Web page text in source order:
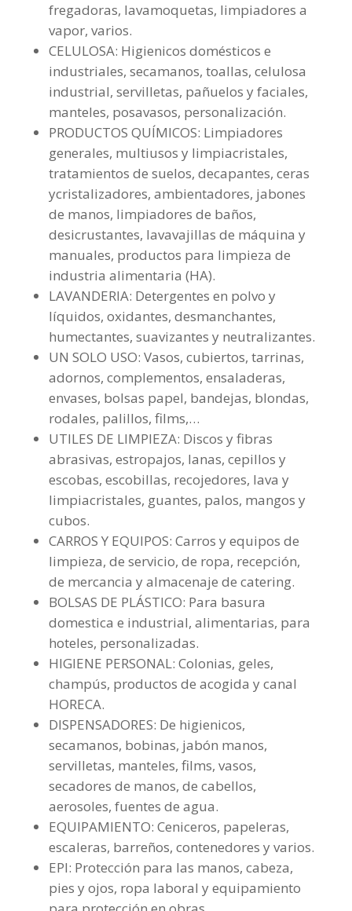
fregadoras, lavamoquetas, limpiadores a
vapor, varios.
CELULOSA: Higienicos domésticos e
industriales, secamanos, toallas, celulosa
industrial, servilletas, pañuelos y faciales,
manteles, posavasos, personalización.
PRODUCTOS QUÍMICOS: Limpiadores
generales, multiusos y limpiacristales,
tratamientos de suelos, decapantes, ceras
ycristalizadores, ambientadores, jabones
de manos, limpiadores de baños,
desicrustantes, lavavajillas de máquina y
manuales, productos para limpieza de
industria alimentaria (HA).
LAVANDERIA: Detergentes en polvo y
líquidos, oxidantes, desmanchantes,
humectantes, suavizantes y neutralizantes.
UN SOLO USO: Vasos, cubiertos, tarrinas,
adornos, complementos, ensaladeras,
envases, bolsas papel, bandejas, blondas,
rodales, palillos, films,…
UTILES DE LIMPIEZA: Discos y fibras
abrasivas, estropajos, lanas, cepillos y
escobas, escobillas, recojedores, lava y
limpiacristales, guantes, palos, mangos y
cubos.
CARROS Y EQUIPOS: Carros y equipos de
limpieza, de servicio, de ropa, recepción,
de mercancia y almacenaje de catering.
BOLSAS DE PLÁSTICO: Para basura
domestica e industrial, alimentarias, para
hoteles, personalizadas.
HIGIENE PERSONAL: Colonias, geles,
champús, productos de acogida y canal
HORECA.
DISPENSADORES: De higienicos,
secamanos, bobinas, jabón manos,
servilletas, manteles, films, vasos,
secadores de manos, de cabellos,
aerosoles, fuentes de agua.
EQUIPAMIENTO: Ceniceros, papeleras,
escaleras, barreños, contenedores y varios.
EPI: Protección para las manos, cabeza,
pies y ojos, ropa laboral y equipamiento